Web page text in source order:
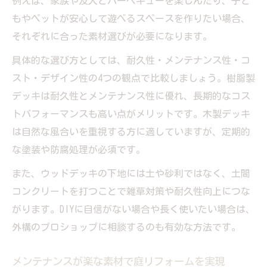
もやペットが安心して遊べるスペースを作りたい場合、
それぞれに合った素材選びが必要になります。
具体的な選び方としては、耐久性・メンテナンス性・コ
スト・デザイン性の4つの観点で比較しましょう。樹脂製
デッキは耐久性とメンテナンス性に優れ、長期的なコス
トパフォーマンスも高い点がメリットです。木製デッキ
は自然な風合いを重視する方に適していますが、定期的
な塗装や防腐処理が必須です。
また、ウッドデッキの下地には土や砂利ではなく、土間
コンクリートを打つことで雑草対策や耐久性向上につな
がります。DIYに自信がない場合や長く使いたい場合は、
外構のプロショップに相談するのも有効な方法です。
メンテナンスが楽な素材で庭リフォームを実現